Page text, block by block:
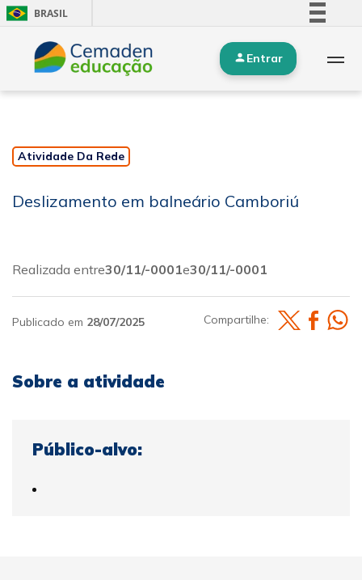
BRASIL
Simplifique!
Comunica BR
Entrar
Atividade Da Rede
Deslizamento em balneário Camboriú
Realizada entre30/11/-0001e30/11/-0001
Publicado em 28/07/2025 Compartilhe:
Sobre a atividade
Público-alvo: